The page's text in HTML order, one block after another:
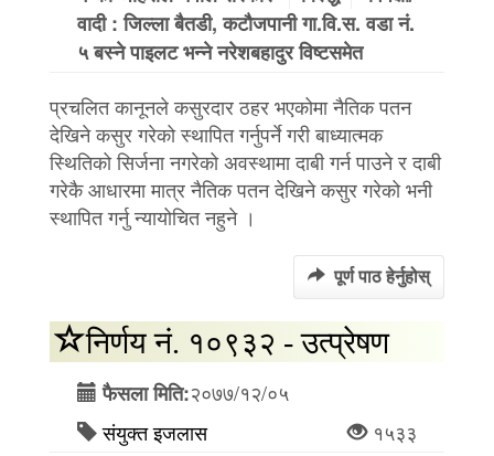
वादी : जिल्ला बैतडी, कटौजपानी गा.वि.स. वडा नं.
५ बस्ने पाइलट भन्‍ने नरेशबहादुर विष्टसमेत
प्रचलित कानूनले कसुरदार ठहर भएकोमा नैतिक पतन
देखिने कसुर गरेको स्थापित गर्नुपर्ने गरी बाध्यात्मक
स्थितिको सिर्जना नगरेको अवस्थामा दाबी गर्न पाउने र दाबी
गरेकै आधारमा मात्र नैतिक पतन देखिने कसुर गरेको भनी
स्थापित गर्नु न्यायोचित नहुने ।
पूर्ण पाठ हेर्नुहोस्
निर्णय नं. १०९३२ - उत्प्रेषण
फैसला मिति:२०७७/१२/०५
संयुक्त इजलास
१५३३